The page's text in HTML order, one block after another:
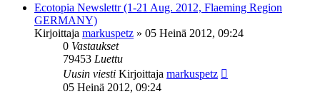
Ecotopia Newslettr (1-21 Aug. 2012, Flaeming Region
GERMANY)
Kirjoittaja markuspetz » 05 Heinä 2012, 09:24
0 Vastaukset
79453 Luettu
Uusin viesti Kirjoittaja markuspetz
05 Heinä 2012, 09:24